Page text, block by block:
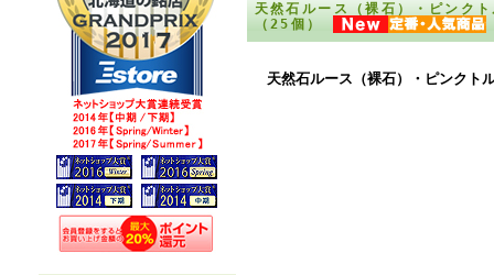
天然石ルース（裸石）・ピンク
（25個）
天然石ルース（裸石）・ピンクト